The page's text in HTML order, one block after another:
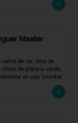
Master
carne de res, bbq de
chips de plátano verde,
en pan brioche.